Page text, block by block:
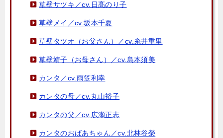
草壁サツキ／cv.日髙のり子
草壁メイ／cv.坂本千夏
草壁タツオ（お父さん）／cv.糸井重里
草壁靖子（お母さん）／cv.島本須美
カンタ／cv.雨笠利幸
カンタの母／cv.丸山裕子
カンタの父／cv.広瀬正志
カンタのおばあちゃん／cv.北林谷榮